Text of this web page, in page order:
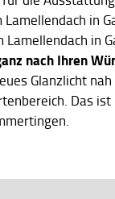
in
in
nach Ihren
Glanzlicht
Das